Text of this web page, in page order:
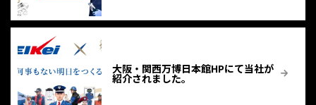
大阪・関西万博日本館HPにて当社が
紹介されました。